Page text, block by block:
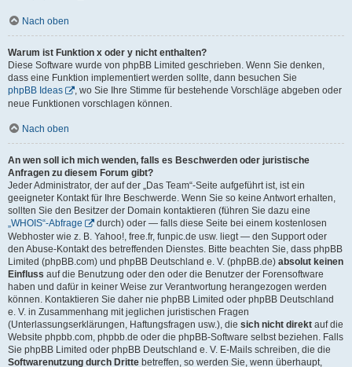
Nach oben
Warum ist Funktion x oder y nicht enthalten?
Diese Software wurde von phpBB Limited geschrieben. Wenn Sie denken,
dass eine Funktion implementiert werden sollte, dann besuchen Sie
phpBB Ideas
, wo Sie Ihre Stimme für bestehende Vorschläge abgeben oder
neue Funktionen vorschlagen können.
Nach oben
An wen soll ich mich wenden, falls es Beschwerden oder juristische
Anfragen zu diesem Forum gibt?
Jeder Administrator, der auf der „Das Team“-Seite aufgeführt ist, ist ein
geeigneter Kontakt für Ihre Beschwerde. Wenn Sie so keine Antwort erhalten,
sollten Sie den Besitzer der Domain kontaktieren (führen Sie dazu eine
„WHOIS“-Abfrage
durch) oder — falls diese Seite bei einem kostenlosen
Webhoster wie z. B. Yahoo!, free.fr, funpic.de usw. liegt — den Support oder
den Abuse-Kontakt des betreffenden Dienstes. Bitte beachten Sie, dass phpBB
Limited (phpBB.com) und phpBB Deutschland e. V. (phpBB.de) absolut keinen
Einfluss auf die Benutzung oder den oder die Benutzer der Forensoftware
haben und dafür in keiner Weise zur Verantwortung herangezogen werden
können. Kontaktieren Sie daher nie phpBB Limited oder phpBB Deutschland
e. V. in Zusammenhang mit jeglichen juristischen Fragen
(Unterlassungserklärungen, Haftungsfragen usw.), die sich nicht direkt auf die
Website phpbb.com, phpbb.de oder die phpBB-Software selbst beziehen. Falls
Sie phpBB Limited oder phpBB Deutschland e. V. E-Mails schreiben, die die
Softwarenutzung durch Dritte betreffen, so werden Sie, wenn überhaupt,